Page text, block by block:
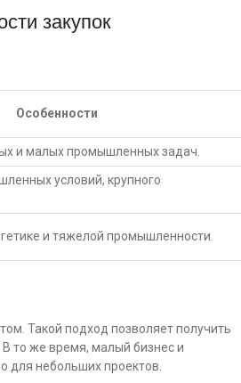
закупок
Особенности
и малых промышленных задач.
условий, крупного
и тяжелой промышленности.
Такой подход позволяет получить
то же время, малый бизнес и
для небольших проектов.